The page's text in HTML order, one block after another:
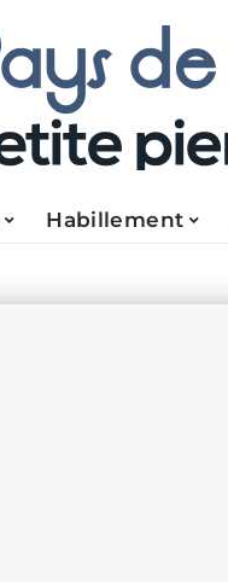
Habillement